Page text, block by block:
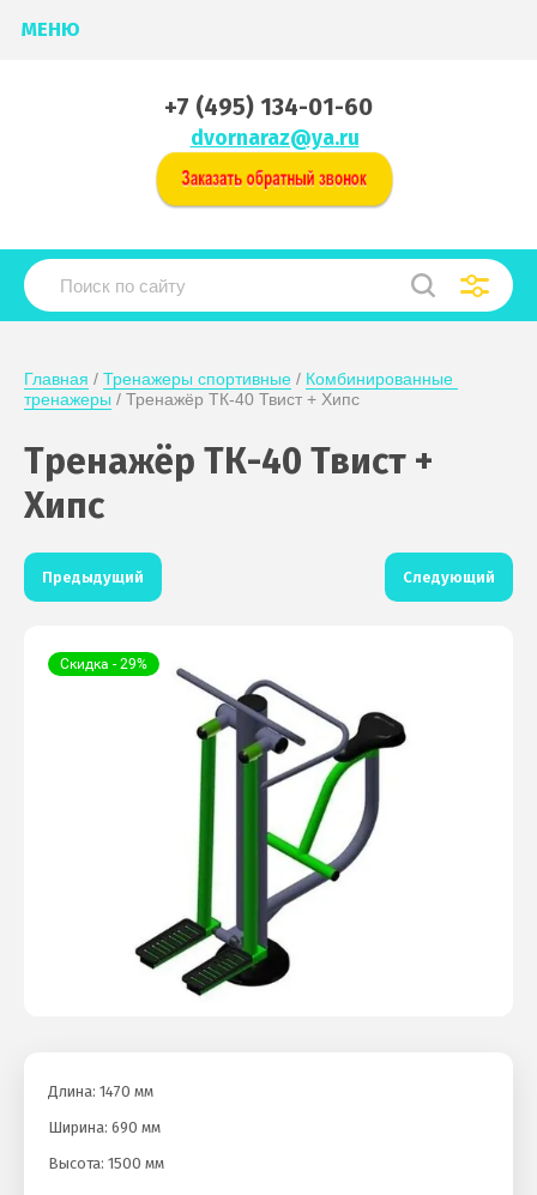
МЕНЮ
+7 (495) 134-01-60
dvornaraz@ya.ru
Главная / Тренажеры спортивные / Комбинированные
тренажеры / Тренажёр ТК-40 Твист + Хипс
Тренажёр ТК-40 Твист +
Хипс
Предыдущий Следующий
Скидка - 29%
Длина: 1470 мм
Ширина: 690 мм
Высота: 1500 мм